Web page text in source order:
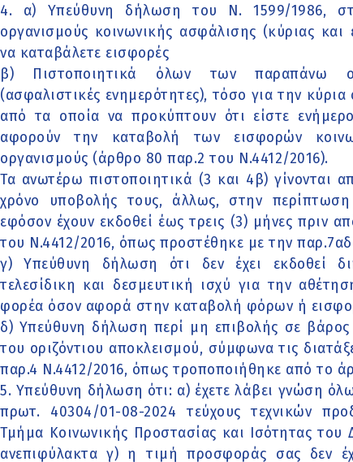
4. α) Υπεύθυνη δήλωση του Ν. 1599/1986,
οργανισμούς κοινωνικής ασφάλισης (κύριας και
να καταβάλετε εισφορές
β) Πιστοποιητικά όλων των παραπάνω
(ασφαλιστικές ενημερότητες), τόσο για την
από τα οποία να προκύπτουν ότι είστε
αφορούν την καταβολή των εισφορών
οργανισμούς (άρθρο 80 παρ.2 του Ν.4412/2016).
Τα ανωτέρω πιστοποιητικά (3 και 4β) γίνονται
χρόνο υποβολής τους, άλλως, στην
εφόσον έχουν εκδοθεί έως τρεις (3) μήνες πριν
του Ν.4412/2016, όπως προστέθηκε με την
γ) Υπεύθυνη δήλωση ότι δεν έχει εκδοθεί
τελεσίδικη και δεσμευτική ισχύ για την
φορέα όσον αφορά στην καταβολή φόρων ή
δ) Υπεύθυνη δήλωση περί μη επιβολής σε
του οριζόντιου αποκλεισμού, σύμφωνα τις
παρ.4 Ν.4412/2016, όπως τροποποιήθηκε από το
5. Υπεύθυνη δήλωση ότι: α) έχετε λάβει γνώση
πρωτ. 40304/01-08-2024 τεύχους τεχνικών
Τμήμα Κοινωνικής Προστασίας και Ισότητας
ανεπιφύλακτα γ) η τιμή προσφοράς σας δεν